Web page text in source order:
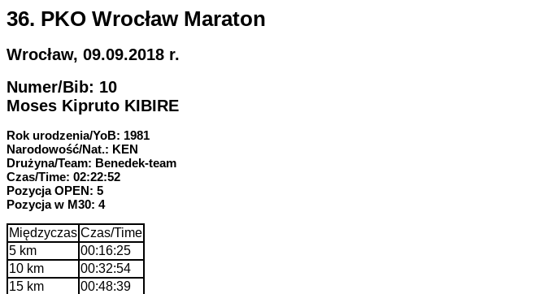
36. PKO Wrocław Maraton
Wrocław, 09.09.2018 r.
Numer/Bib: 10
Moses Kipruto KIBIRE
Rok urodzenia/YoB: 1981
Narodowość/Nat.: KEN
Drużyna/Team: Benedek-team
Czas/Time: 02:22:52
Pozycja OPEN: 5
Pozycja w M30: 4
Międzyczas Czas/Time
5 km
00:16:25
10 km
00:32:54
15 km
00:48:39